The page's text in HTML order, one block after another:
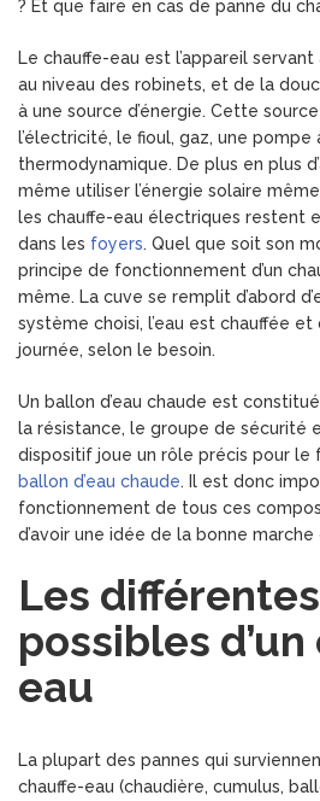
? Et que faire en cas de panne du
Le chauffe-eau est l’appareil servant
au niveau des robinets, et de la
à une source d’énergie. Cette
l’électricité, le fioul, gaz, une pompe
thermodynamique. De plus en plus
même utiliser l’énergie solaire même
les chauffe-eau électriques restent
dans les foyers. Quel que soit son
principe de fonctionnement d’un
même. La cuve se remplit d’abord
système choisi, l’eau est chauffée
journée, selon le besoin.
Un ballon d’eau chaude est
la résistance, le groupe de sécurité
dispositif joue un rôle précis pour le
ballon d’eau chaude. Il est donc
fonctionnement de tous ces
d’avoir une idée de la bonne
Les
possibles
eau
La plupart des pannes qui
chauffe-eau (chaudière, cumulus,